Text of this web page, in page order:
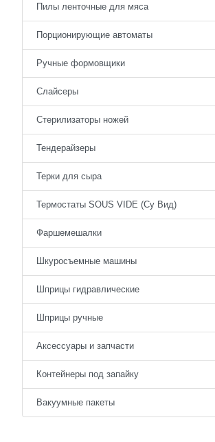
Пилы ленточные для мяса
Порционирующие автоматы
Ручные формовщики
Слайсеры
Стерилизаторы ножей
Тендерайзеры
Терки для сыра
Термостаты SOUS VIDE (Су Вид)
Фаршемешалки
Шкуросъемные машины
Шприцы гидравлические
Шприцы ручные
Аксессуары и запчасти
Контейнеры под запайку
Вакуумные пакеты